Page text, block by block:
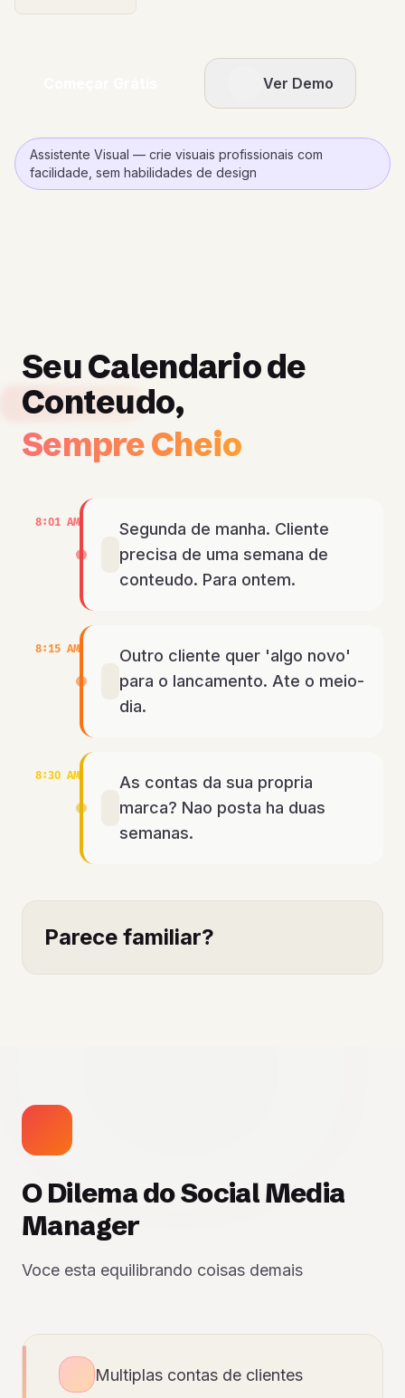
Ver Demo
Assistente Visual — crie visuais profissionais com
facilidade, sem habilidades de design
Seu Calendario de
Conteudo,
Sempre Cheio
8:01 AM
Segunda de manha. Cliente
precisa de uma semana de
conteudo. Para ontem.
8:15 AM
Outro cliente quer 'algo novo'
para o lancamento. Ate o meio-
dia.
8:30 AM
As contas da sua propria
marca? Nao posta ha duas
semanas.
Parece familiar?
O Dilema do Social Media
Manager
Voce esta equilibrando coisas demais
Multiplas contas de clientes